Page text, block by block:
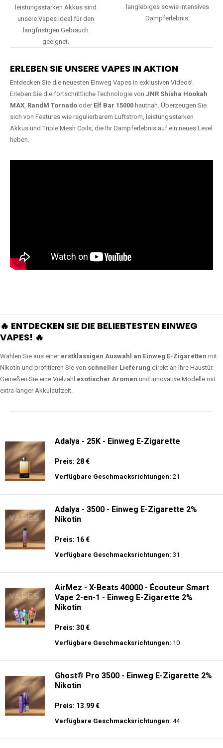
leistungsstarken Akkus sind
unsere Vapes ideal für den
langfristigen Gebrauch
geeignet.
langlebiges sowie intensives
Dampferlebnis.
ERLEBEN SIE UNSERE VAPES IN AKTION
Entdecken Sie die neuesten Einweg Vapes in exklusiven Videos!
Erleben Sie die fortschrittliche Technologie von JNR Shisha Hookah
MAX, RandM Tornado oder Elf Bar 15000 hautnah. Überzeugen Sie
sich von Features wie regulierbarem Luftstrom, leistungsstarken
Akkus und Triple Mesh Coils, die Ihr Dampferlebnis auf ein neues Level
heben.
🔥 ENTDECKEN SIE DIE BELIEBTESTEN EINWEG
VAPES! 🔥
Wählen Sie aus einer erstklassigen Auswahl an Einweg E-Zigaretten mit
Nikotin und profitieren Sie von schneller Lieferung direkt an Ihre Haustür.
Genießen Sie eine Vielzahl exotischer Aromen und innovative Modelle mit
extra langer Akkulaufzeit.
Adalya - 25K - Einweg E-Zigarette
Preis: 28 €
Verfügbare Geschmacksrichtungen: 21
Adalya - 3500 - Einweg E-Zigarette 2%
Nikotin
Preis: 16 €
Verfügbare Geschmacksrichtungen: 31
AirMez - X-Beats 40000 - Écouteur Smart
Vape 2-en-1 - Einweg E-Zigarette 2%
Nikotin
Preis: 30 €
Verfügbare Geschmacksrichtungen: 10
Ghost® Pro 3500 - Einweg E-Zigarette 2%
Nikotin
Preis: 13.99 €
Verfügbare Geschmacksrichtungen: 44